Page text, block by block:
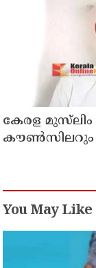
കേരള
കൗൺസിലറും
You May Like